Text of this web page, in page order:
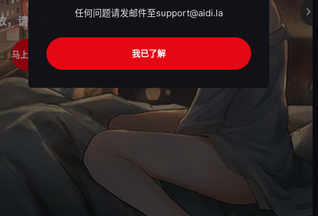

请先登录后开通VIP继续观看后续剧集。
马上登录
任何问题请发邮件至support@aidi.la
我已了解